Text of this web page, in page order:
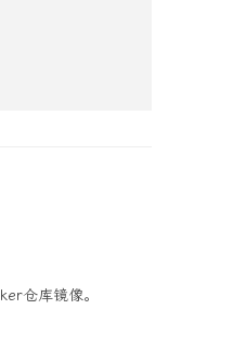
仓库镜像。